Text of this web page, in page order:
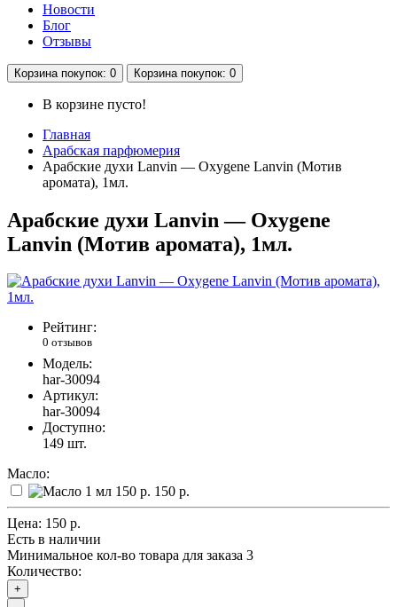
Новости
Блог
Отзывы
Корзина покупок: 0 Корзина покупок: 0
В корзине пусто!
Главная
Арабская парфюмерия
Арабские духи Lanvin — Oxygene Lanvin (Мотив
аромата), 1мл.
Арабские духи Lanvin — Oxygene
Lanvin (Мотив аромата), 1мл.
Рейтинг:
0 отзывов
Модель:
har-30094
Артикул:
har-30094
Доступно:
149 шт.
Масло:
150 р.
Цена: 150 р.
Есть в наличии
Минимальное кол-во товара для заказа 3
Количество:
+